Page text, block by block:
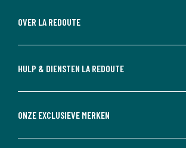
OVER LA REDOUTE
HULP & DIENSTEN LA REDOUTE
ONZE EXCLUSIEVE MERKEN